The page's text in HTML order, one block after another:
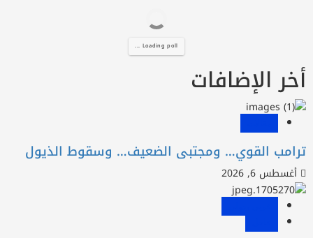
Loading poll ...
الإضافات
القوي… ومجتبى الضعيف… وسقوط الذيول
أغسطس 6, 2026